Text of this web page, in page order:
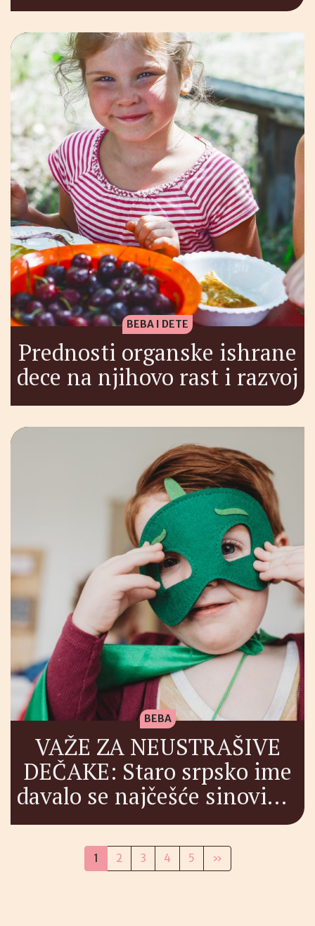
BEBA I DETE
Prednosti organske ishrane
dece na njihovo rast i razvoj
BEBA
VAŽE ZA NEUSTRAŠIVE
DEČAKE: Staro srpsko ime
davalo se najčešće sinovima
iz jako emotivnog razloga
1 2 3 4 5 »